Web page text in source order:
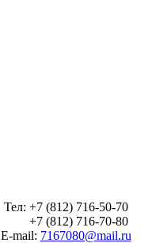
Тел: +7 (812) 716-50-70
+7 (812) 716-70-80
E-mail: 7167080@mail.ru